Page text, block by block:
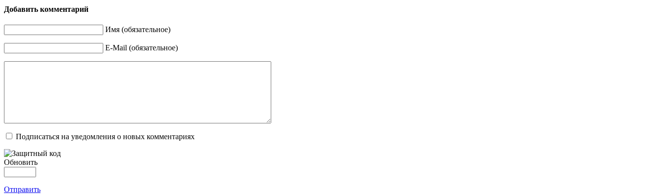
Добавить комментарий
Имя (обязательное)
E-Mail (обязательное)
Подписаться на уведомления о новых комментариях
Обновить
Отправить